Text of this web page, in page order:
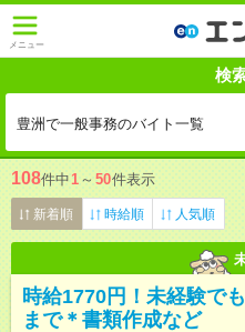
メニュー
検
豊洲で一般事務のバイト一覧
108件中1 ～ 50件表示
新着順 時給順 人気順
時給1770円！未経験で
まで＊書類作成など